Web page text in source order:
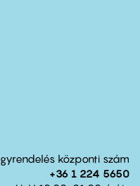
központi szám
+36 1 224 5650